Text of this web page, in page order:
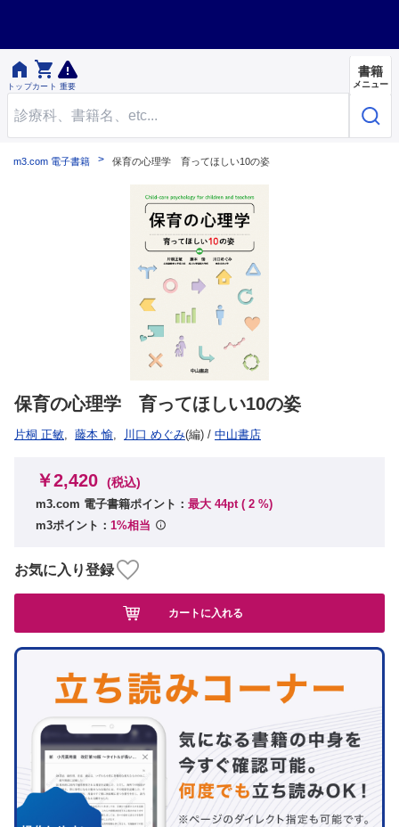

トップ

カート 重要
書籍
メニュー
m3.com 電子書籍 保育の心理学 育ってほしい10の姿
保育の心理学 育ってほしい10の姿
片桐 正敏, 藤本 愉, 川口 めぐみ(編) / 中山書店
￥2,420 (税込)
m3.com 電子書籍ポイント： 最大 44pt ( 2 %)
m3ポイント： 1%相当
お気に入り登録
カートに入れる